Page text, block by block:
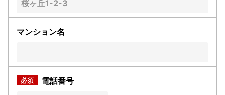
マンション名
電話番号